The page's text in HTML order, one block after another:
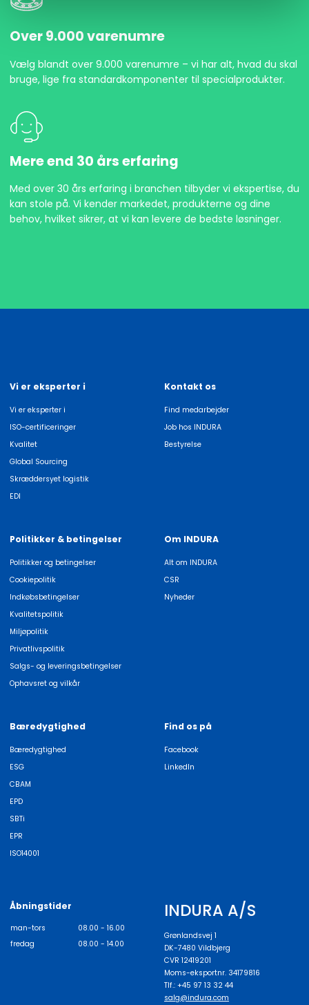
Over 9.000 varenumre
Vælg blandt over 9.000 varenumre – vi har alt, hvad du skal
bruge, lige fra standardkomponenter til specialprodukter.
Mere end 30 års erfaring
Med over 30 års erfaring i branchen tilbyder vi ekspertise, du
kan stole på. Vi kender markedet, produkterne og dine
behov, hvilket sikrer, at vi kan levere de bedste løsninger.
Vi er eksperter i
Vi er eksperter i
ISO-certificeringer
Kvalitet
Global Sourcing
Skræddersyet logistik
EDI
Kontakt os
Find medarbejder
Job hos INDURA
Bestyrelse
Politikker & betingelser
Politikker og betingelser
Cookiepolitik
Indkøbsbetingelser
Kvalitetspolitik
Miljøpolitik
Privatlivspolitik
Salgs- og leveringsbetingelser
Ophavsret og vilkår
Om INDURA
Alt om INDURA
CSR
Nyheder
Bæredygtighed
Bæredygtighed
ESG
CBAM
EPD
SBTi
EPR
ISO14001
Find os på
Facebook
LinkedIn
Åbningstider
man-tors
08.00 - 16.00
fredag
08.00 - 14.00
INDURA A/S
Grønlandsvej 1
DK-7480 Vildbjerg
CVR 12419201
Moms-eksportnr. 34179816
Tlf.: +45 97 13 32 44
salg@indura.com